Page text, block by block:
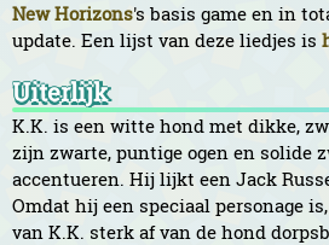
New Horizons's basis game en in
update. Een lijst van deze liedjes is
Uiterlijk
K.K. is een witte hond met dikke,
zijn zwarte, puntige ogen en solide
accentueren. Hij lijkt een Jack
Omdat hij een speciaal personage
van K.K. sterk af van de hond